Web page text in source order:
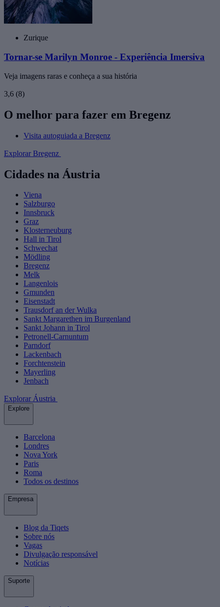
Zurique
Tornar-se Marilyn Monroe - Experiência Imersiva
Veja imagens raras e conheça a sua história
3,6 (8)
O melhor para fazer em Bregenz
Visita autoguiada a Bregenz
Explorar Bregenz
Cidades na Áustria
Viena
Salzburgo
Innsbruck
Graz
Klosterneuburg
Hall in Tirol
Schwechat
Mödling
Bregenz
Melk
Langenlois
Gmunden
Eisenstadt
Trausdorf an der Wulka
Sankt Margarethen im Burgenland
Sankt Johann in Tirol
Petronell-Carnuntum
Parndorf
Lackenbach
Forchtenstein
Mayerling
Jenbach
Explorar Áustria
Explore
Barcelona
Londres
Nova York
Paris
Roma
Todos os destinos
Empresa
Blog da Tiqets
Sobre nós
Vagas
Divulgação responsável
Notícias
Suporte